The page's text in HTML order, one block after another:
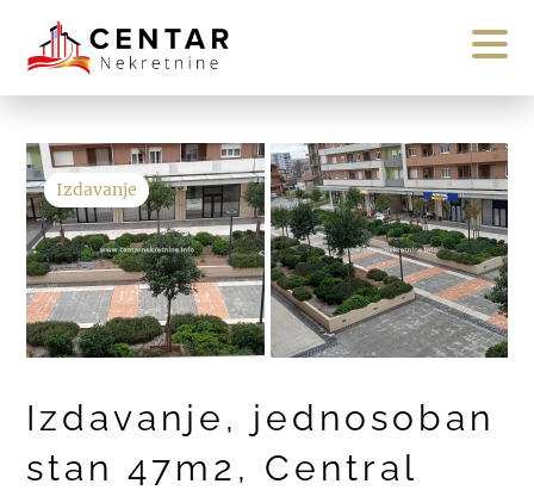
Izdavanje
Izdavanje, jednosoban
stan 47m2, Central